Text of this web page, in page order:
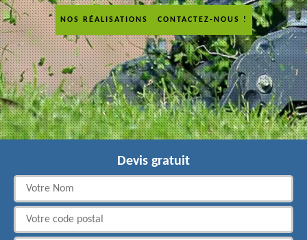
NOS RÉALISATIONS CONTACTEZ-NOUS !
Devis gratuit